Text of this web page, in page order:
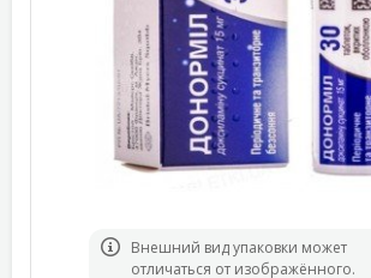
Bнешний вид упаковки может
отличаться от изображённого.